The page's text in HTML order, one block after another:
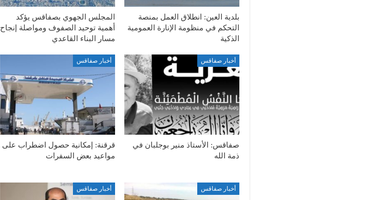
بلدية العين: انطلاق العمل بمنصة
التحكم في منظومة الإنارة العمومية
الذكية
المجلس الجهوي بصفاقس يؤكد
أهمية توحيد الصفوف ومواصلة إنجاح
مسار البناء القاعدي
أخبار صفاقس
صفاقس: الأستاذ منير بوجلبان في
ذمة الله
أخبار صفاقس
قرقنة: إمكانية حصول اضطراب على
مواعيد بعض السفرات
أخبار صفاقس أخبار صفاقس